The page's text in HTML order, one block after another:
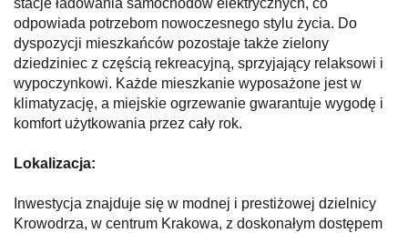
stacje ładowania samochodów elektrycznych, co
odpowiada potrzebom nowoczesnego stylu życia. Do
dyspozycji mieszkańców pozostaje także zielony
dziedziniec z częścią rekreacyjną, sprzyjający relaksowi i
wypoczynkowi. Każde mieszkanie wyposażone jest w
klimatyzację, a miejskie ogrzewanie gwarantuje wygodę i
komfort użytkowania przez cały rok.
Lokalizacja:
Inwestycja znajduje się w modnej i prestiżowej dzielnicy
Krowodrza, w centrum Krakowa, z doskonałym dostępem